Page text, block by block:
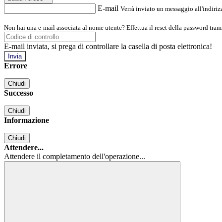
E-mail Verrà inviato un messaggio
Non hai una e-mail associata al nome utente? Effettua il reset della password
E-mail inviata, si prega di controllare la casella di posta elettronica!
Errore
Chiudi
Successo
Chiudi
Informazione
Chiudi
Attendere...
Attendere il completamento dell'operazione...